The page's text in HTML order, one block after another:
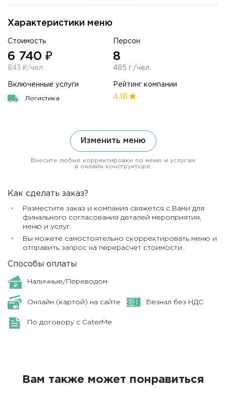
Характеристики меню
Стоимость
6 740 ₽
843 ₽/чел
Персон
8
485 г./чел.
Включенные услуги
Логистика
Рейтинг компании
4.18
Изменить меню
Внесите любые корректировки по меню и услугам
в онлайн конструкторе.
Как сделать заказ?
Разместите заказ и компания свяжется с Вами для
финального согласования деталей мероприятия,
меню и услуг.
Вы можете самостоятельно скорректировать меню и
отправить запрос на перерасчет стоимости.
Способы оплаты
Наличные/Переводом
Онлайн (картой) на сайте Безнал без НДС
По договору с CaterMe
Вам также может понравиться